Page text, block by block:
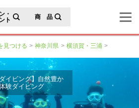
・
ト
商 品
見つける 神奈川県 横須賀・三浦
イビング】自然豊か
験ダイビング